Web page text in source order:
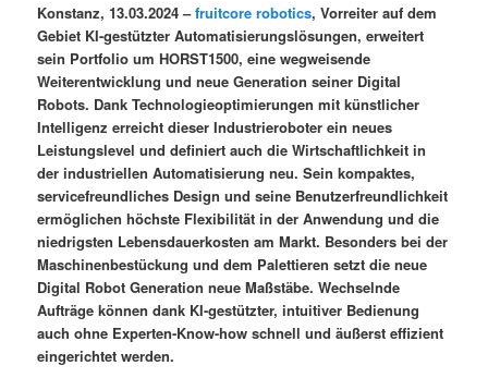
Konstanz, 13.03.2024 –fruitcore robotics, Vorreiter auf dem
Gebiet KI-gestützter Automatisierungslösungen, erweitert
sein Portfolio um HORST1500, eine wegweisende
Weiterentwicklung und neue Generation seiner Digital
Robots. Dank Technologieoptimierungen mit künstlicher
Intelligenz erreicht dieser Industrieroboter ein neues
Leistungslevel und definiert auch die Wirtschaftlichkeit in
der industriellen Automatisierung neu. Sein kompaktes,
servicefreundliches Design und seine Benutzerfreundlichkeit
ermöglichen höchste Flexibilität in der Anwendung und die
niedrigsten Lebensdauerkosten am Markt. Besonders bei der
Maschinenbestückung und dem Palettieren setzt die neue
Digital Robot Generation neue Maßstäbe. Wechselnde
Aufträge können dank KI-gestützter, intuitiver Bedienung
auch ohne Experten-Know-how schnell und äußerst effizient
eingerichtet werden.